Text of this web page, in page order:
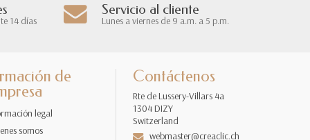
14 días
Servicio al cliente
Lunes a viernes de 9 a.m. a 5 p.m.
de
legal
somos
Contáctenos
Rte de Lussery-Villars 4a
1304 DIZY
Switzerland
webmaster@creaclic.ch